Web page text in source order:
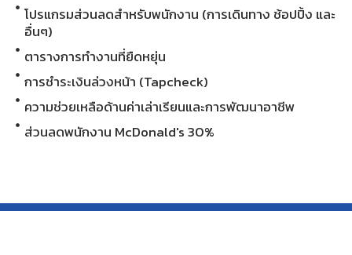
โปรแกรมส่วนลดสำหรับพนักงาน (การเดินทาง ช้อปปิ้ง และ
อื่นๆ)
ตารางการทำงานที่ยืดหยุ่น
การชำระเงินล่วงหน้า (Tapcheck)
ความช่วยเหลือด้านค่าเล่าเรียนและการพัฒนาอาชีพ
ส่วนลดพนักงาน McDonald's 30%